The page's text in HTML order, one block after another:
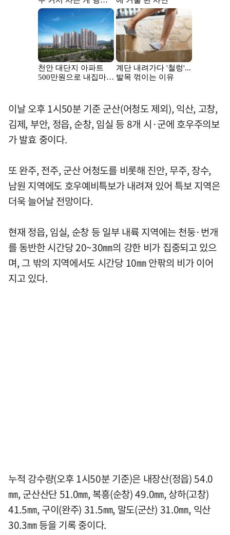
이날 오후 1시50분 기준 군산(어청도 제외), 익산, 고창,
김제, 부안, 정읍, 순창, 임실 등 8개 시·군에 호우주의보
가 발효 중이다.
또 완주, 전주, 군산 어청도를 비롯해 진안, 무주, 장수,
남원 지역에도 호우예비특보가 내려져 있어 특보 지역은
더욱 늘어날 전망이다.
현재 정읍, 임실, 순창 등 일부 내륙 지역에는 천둥·번개
를 동반한 시간당 20~30㎜의 강한 비가 집중되고 있으
며, 그 밖의 지역에서도 시간당 10㎜ 안팎의 비가 이어
지고 있다.
누적 강수량(오후 1시50분 기준)은 내장산(정읍) 54.0
㎜, 군산산단 51.0㎜, 복흥(순창) 49.0㎜, 상하(고창)
41.5㎜, 구이(완주) 31.5㎜, 말도(군산) 31.0㎜, 익산
30.3㎜ 등을 기록 중이다.